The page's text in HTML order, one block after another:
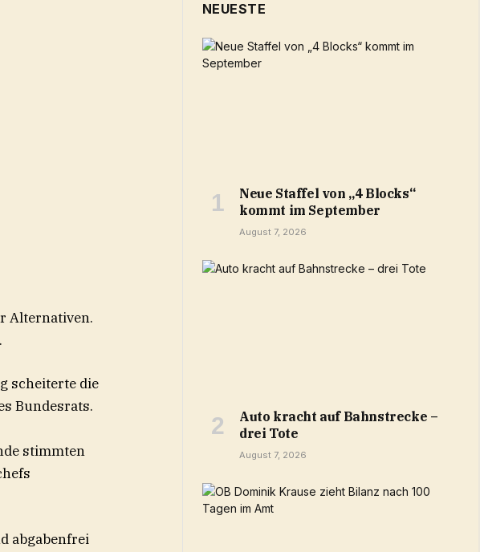
Alternativen.
scheiterte die
Bundesrats.
stimmten
abgabenfrei
NEUESTE
Neue Staffel von „4 Blocks“
kommt im September
August 7, 2026
Auto kracht auf Bahnstrecke –
drei Tote
August 7, 2026